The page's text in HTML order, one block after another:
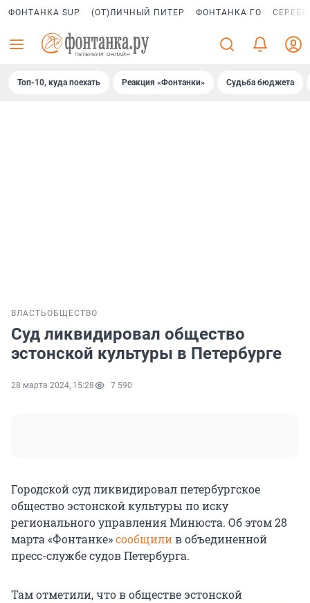
ФОНТАНКА SUP (ОТ)ЛИЧНЫЙ ПИТЕР ФОНТАНКА ГО
Топ-10, куда поехать Реакция «Фонтанки» Судьба бюджета
ВЛАСТЬОБЩЕСТВО
Суд ликвидировал общество
эстонской культуры в Петербурге
28 марта 2024, 15:28 7 590
Городской суд ликвидировал петербургское
общество эстонской культуры по иску
регионального управления Минюста. Об этом 28
марта «Фонтанке»сообщилив объединенной
пресс-службе судов Петербурга.
Там отметили, что в обществе эстонской